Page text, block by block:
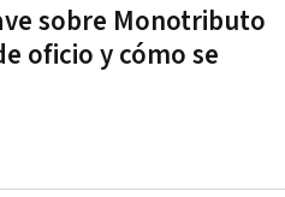
sobre Monotributo
oficio y cómo se